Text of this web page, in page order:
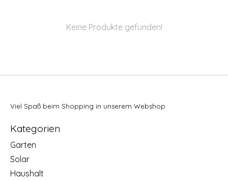
Keine Produkte gefunden!
Viel Spaß beim Shopping in unserem Webshop
Kategorien
Garten
Solar
Haushalt